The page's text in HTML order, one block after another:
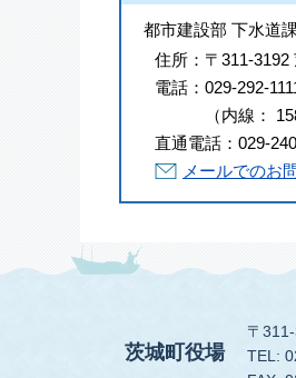
都市建設部 下水道
住所： 〒311-
電話： 029-292-
（内線 ：
直通電話： 029-
メールでのお
茨城町役場
〒
TEL: